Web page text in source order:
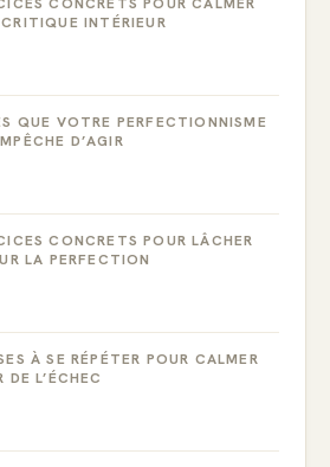
CONCRETS POUR CALMER
INTÉRIEUR
QUE VOTRE PERFECTIONNISME
D’AGIR
CONCRETS POUR LÂCHER
LA PERFECTION
À SE RÉPÉTER POUR CALMER
DE L’ÉCHEC